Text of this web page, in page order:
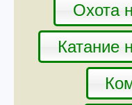
Охота
Катание